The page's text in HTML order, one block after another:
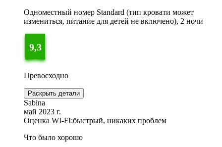
Одноместный номер Standard (тип кровати может
измениться, питание для детей не включено), 2 ночи
9,3
Превосходно
Раскрыть детали
Sabina
май 2023 г.
Оценка WI-FI:быстрый, никаких проблем
Что было хорошо